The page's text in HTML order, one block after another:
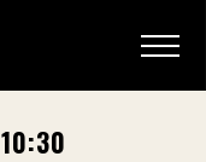
10:30